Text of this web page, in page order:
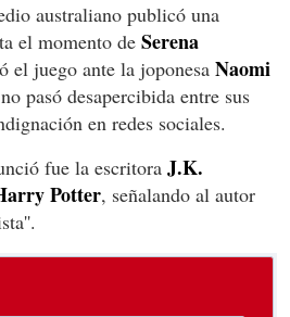
australiano publicó una
el momento de Serena
el juego ante la joponesa Naomi
pasó desapercibida entre sus
en redes sociales.
fue la escritora J.K.
Potter, señalando al autor